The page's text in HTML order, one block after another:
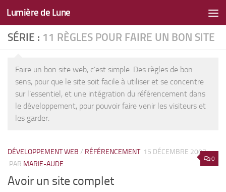
Skip to content
Lumière de Lune
SÉRIE : 11 RÈGLES POUR FAIRE UN BON SITE
Faire un bon site web, c’est simple. Des règles de bon
sens, pour que le site soit facile à utiliser et se concentre
sur l’essentiel, et une intégration du référencement dans
le développement, pour pouvoir faire venir les visiteurs et
les garder.
0
DÉVELOPPEMENT WEB / RÉFÉRENCEMENT 15 DÉCEMBRE 2007
PAR MARIE-AUDE
Avoir un site complet